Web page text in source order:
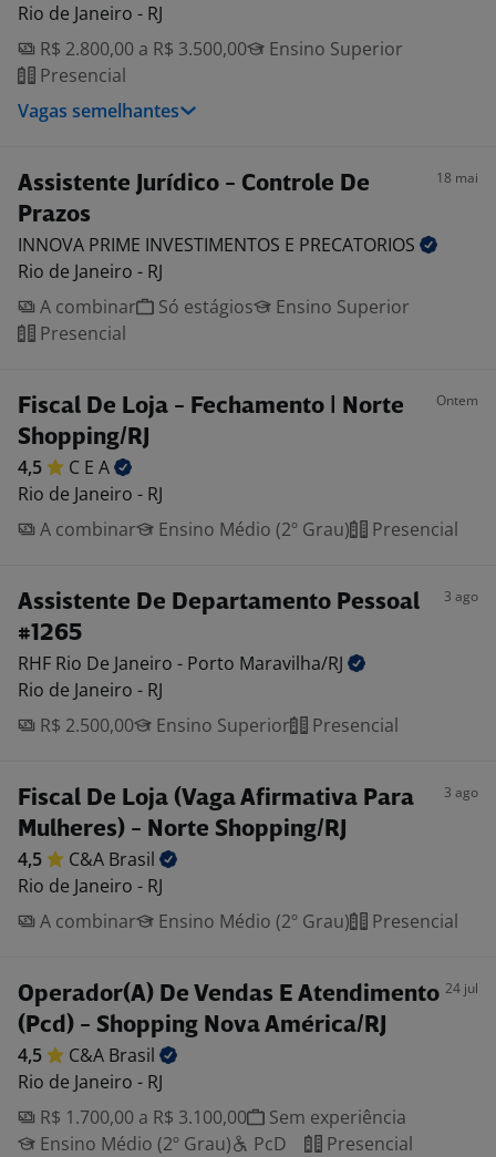
Rio de Janeiro - RJ
R$ 2.800,00 a R$ 3.500,00
Ensino Superior
Presencial
Vagas semelhantes
Assistente Jurídico - Controle De
Prazos
18 mai
INNOVA PRIME INVESTIMENTOS E PRECATORIOS
Rio de Janeiro - RJ
A combinar
Só estágios
Ensino Superior
Presencial
Fiscal De Loja - Fechamento | Norte
Shopping/RJ
Ontem
4,5 C E A
Rio de Janeiro - RJ
A combinar
Ensino Médio (2º Grau) Presencial
Assistente De Departamento Pessoal
#1265
3 ago
RHF Rio De Janeiro - Porto Maravilha/RJ
Rio de Janeiro - RJ
R$ 2.500,00
Ensino Superior Presencial
Fiscal De Loja (Vaga Afirmativa Para
Mulheres) - Norte Shopping/RJ
3 ago
4,5 C&A Brasil
Rio de Janeiro - RJ
A combinar
Ensino Médio (2º Grau) Presencial
Operador(A) De Vendas E Atendimento
(Pcd) - Shopping Nova América/RJ
24 jul
4,5 C&A Brasil
Rio de Janeiro - RJ
R$ 1.700,00 a R$ 3.100,00
Sem experiência
Ensino Médio (2º Grau)
PcD Presencial